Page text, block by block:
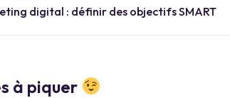
digital : définir des objectifs SMART
à piquer